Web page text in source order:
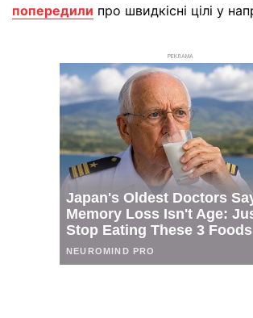
попередили про швидкісні цілі у
РЕКЛАМА